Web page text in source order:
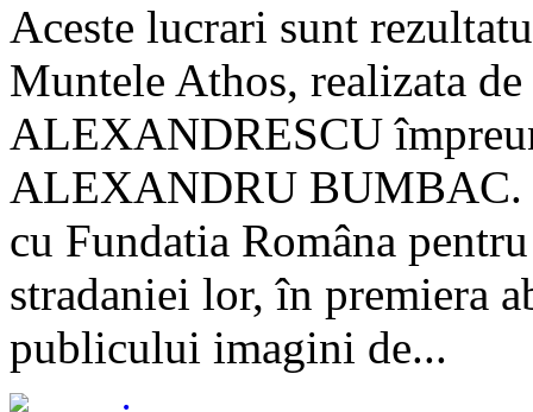
Aceste lucrari sunt
Muntele Athos, realizata
ALEXANDRESCU
ALEXANDRU BUMBAC.
cu Fundatia Româna
stradaniei lor, în premiera
publicului imagini de...